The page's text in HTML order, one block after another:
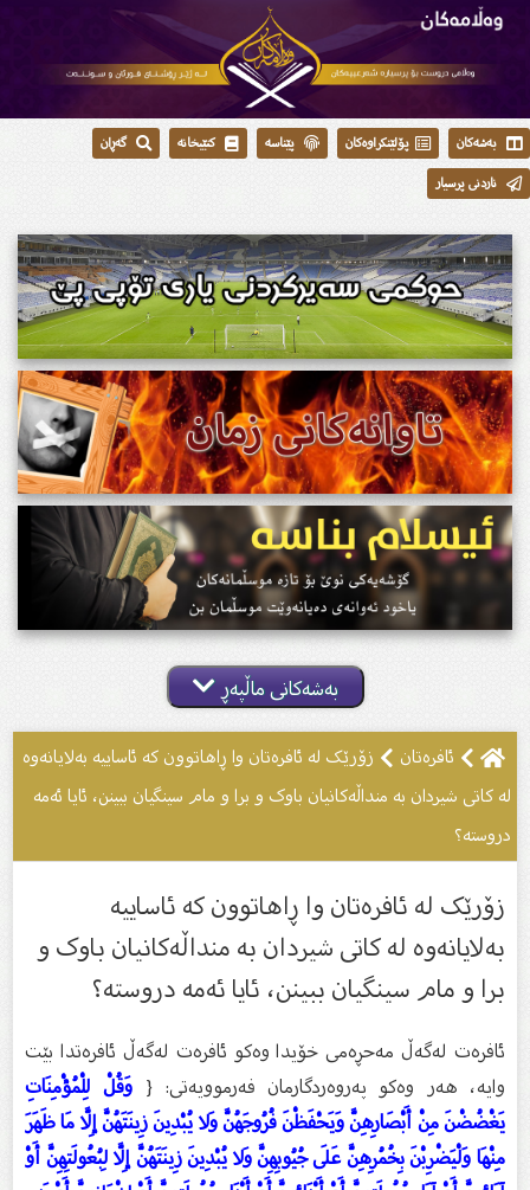
بەشەکان پۆلێنکراوەکان پێناسە کتێبخانە
گەڕان
ناردنی پرسیار
بەشەکانی ماڵپەڕ
ئافرەتان
زۆرێک لە ئافرەتان وا ڕاهاتوون کە ئاساییە بەلایانەوە
لە کاتی شیردان بە منداڵەکانیان باوک و برا و مام سینگیان ببینن، ئایا ئەمە
دروستە؟
زۆرێک لە ئافرەتان وا ڕاهاتوون کە ئاساییە
بەلایانەوە لە کاتی شیردان بە منداڵەکانیان باوک و
برا و مام سینگیان ببینن، ئایا ئەمە دروستە؟
ئافرەت لەگەڵ مەحڕەمی خۆیدا وەکو ئافرەت لەگەڵ ئافرەتدا بێت
وایە، هەر وەکو پەروەردگارمان فەرموویەتی: { وَقُلْ لِلْمُؤْمِنَاتِ
يَغْضُضْنَ مِنْ أَبْصَارِهِنَّ وَيَحْفَظْنَ فُرُوجَهُنَّ وَلا يُبْدِينَ زِينَتَهُنَّ إِلَّا مَا ظَهَرَ
مِنْهَا وَلْيَضْرِبْنَ بِخُمُرِهِنَّ عَلَى جُيُوبِهِنَّ وَلا يُبْدِينَ زِينَتَهُنَّ إِلَّا لِبُعُولَتِهِنَّ أَوْ